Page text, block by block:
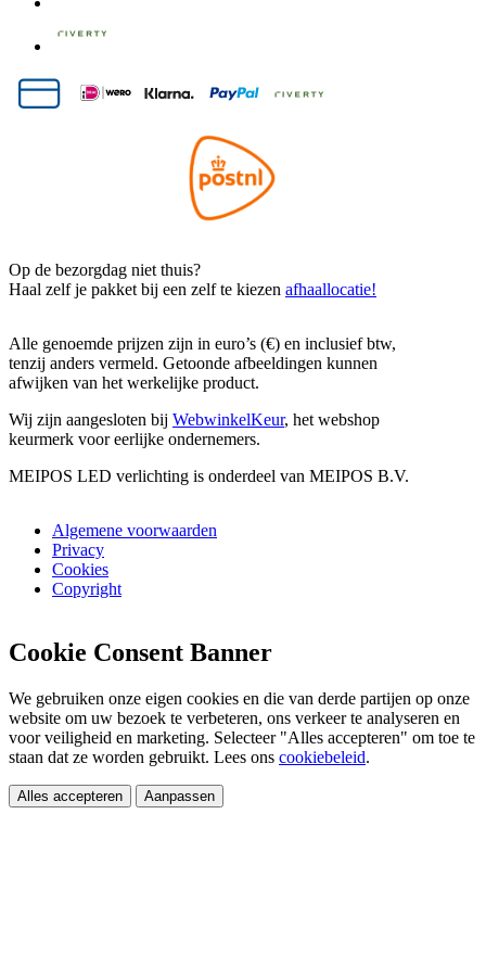
Op de bezorgdag niet thuis?
Haal zelf je pakket bij een zelf te kiezen afhaallocatie!
Alle genoemde prijzen zijn in euro’s (€) en inclusief btw,
tenzij anders vermeld. Getoonde afbeeldingen kunnen
afwijken van het werkelijke product.
Wij zijn aangesloten bij WebwinkelKeur, het webshop
keurmerk voor eerlijke ondernemers.
MEIPOS LED verlichting is onderdeel van MEIPOS B.V.
Algemene voorwaarden
Privacy
Cookies
Copyright
Cookie Consent Banner
We gebruiken onze eigen cookies en die van derde partijen op onze
website om uw bezoek te verbeteren, ons verkeer te analyseren en
voor veiligheid en marketing. Selecteer "Alles accepteren" om toe te
staan dat ze worden gebruikt. Lees ons cookiebeleid.
Alles accepteren Aanpassen